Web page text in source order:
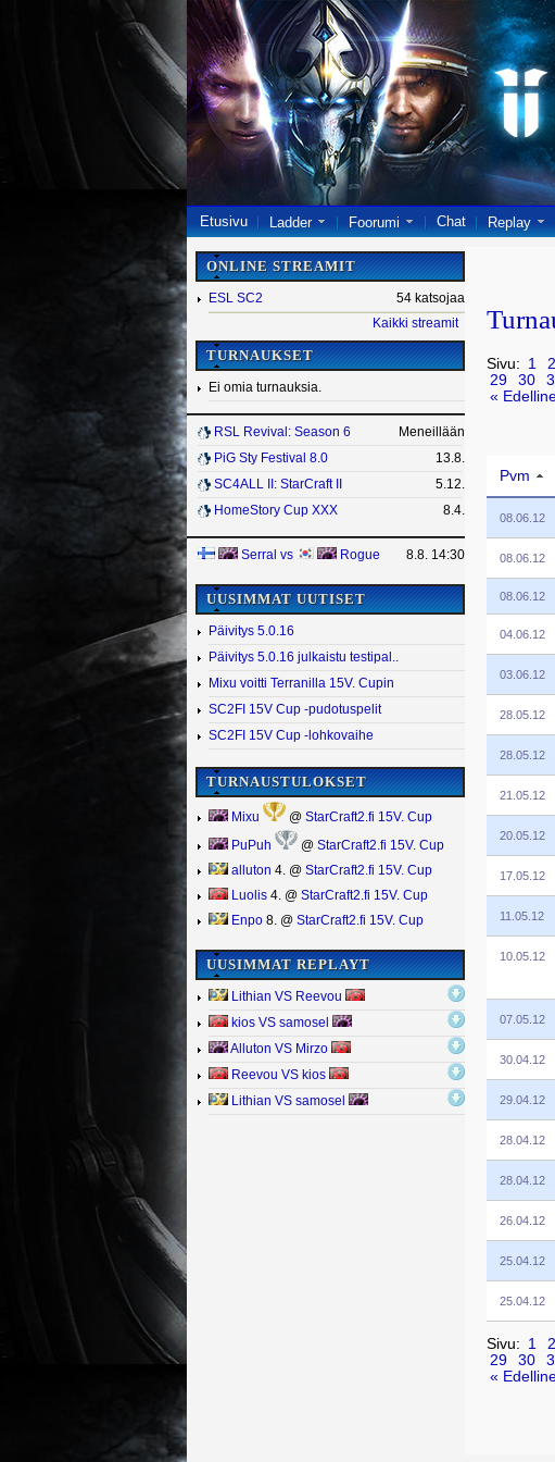
Etusivu Ladder Foorumi Chat Replay
ONLINE STREAMIT
ESL SC2
54 katsojaa
Kaikki streamit
TURNAUKSET
Ei omia turnauksia.
RSL Revival: Season 6
Meneillään
PiG Sty Festival 8.0
13.8.
SC4ALL II: StarCraft II
5.12.
HomeStory Cup XXX
8.4.
Serral vs Rogue 8.8. 14:30
UUSIMMAT UUTISET
Päivitys 5.0.16
Päivitys 5.0.16 julkaistu testipal..
Mixu voitti Terranilla 15V. Cupin
SC2FI 15V Cup -pudotuspelit
SC2FI 15V Cup -lohkovaihe
TURNAUSTULOKSET
Mixu @ StarCraft2.fi 15V. Cup
PuPuh @ StarCraft2.fi 15V. Cup
alluton 4. @ StarCraft2.fi 15V. Cup
Luolis 4. @ StarCraft2.fi 15V. Cup
Enpo 8. @ StarCraft2.fi 15V. Cup
UUSIMMAT REPLAYT
Lithian VS Reevou
kios VS samosel
Alluton VS Mirzo
Reevou VS kios
Lithian VS samosel
Sivu: 1 2
29
30
«
Pvm
08.06.12
08.06.12
08.06.12
04.06.12
03.06.12
28.05.12
28.05.12
21.05.12
20.05.12
17.05.12
11.05.12
10.05.12
07.05.12
30.04.12
29.04.12
28.04.12
28.04.12
26.04.12
25.04.12
25.04.12
Sivu: 1 2
29
30
«